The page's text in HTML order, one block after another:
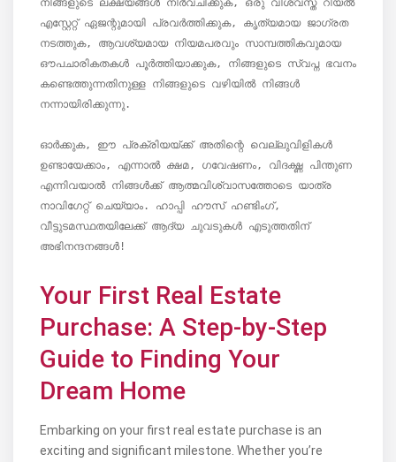
നിങ്ങളുടെ ലക്ഷ്യങ്ങൾ നിർവചിക്കുക, ഒരു വിശ്വസ്ത റിയൽ
എസ്റ്റേറ്റ് ഏജന്റുമായി പ്രവർത്തിക്കുക, കൃത്യമായ ജാഗ്രത
നടത്തുക, ആവശ്യമായ നിയമപരവും സാമ്പത്തികവുമായ
ഔപചാരികതകൾ പൂർത്തിയാക്കുക, നിങ്ങളുടെ സ്വപ്ന ഭവനം
കണ്ടെത്തുന്നതിനുള്ള നിങ്ങളുടെ വഴിയിൽ നിങ്ങൾ
നന്നായിരിക്കുന്നു.
ഓർക്കുക, ഈ പ്രക്രിയയ്ക്ക് അതിന്റെ വെല്ലുവിളികൾ
ഉണ്ടായേക്കാം, എന്നാൽ ക്ഷമ, ഗവേഷണം, വിദഗ്ദ്ധ പിന്തുണ
എന്നിവയാൽ നിങ്ങൾക്ക് ആത്മവിശ്വാസത്തോടെ യാത്ര
നാവിഗേറ്റ് ചെയ്യാം. ഹാപ്പി ഹൗസ് ഹണ്ടിംഗ്,
വീട്ടുടമസ്ഥതയിലേക്ക് ആദ്യ ചുവടുകൾ എടുത്തതിന്
അഭിനന്ദനങ്ങൾ!
Your First Real Estate
Purchase: A Step-by-Step
Guide to Finding Your
Dream Home
Embarking on your first real estate purchase is an
exciting and significant milestone. Whether you’re